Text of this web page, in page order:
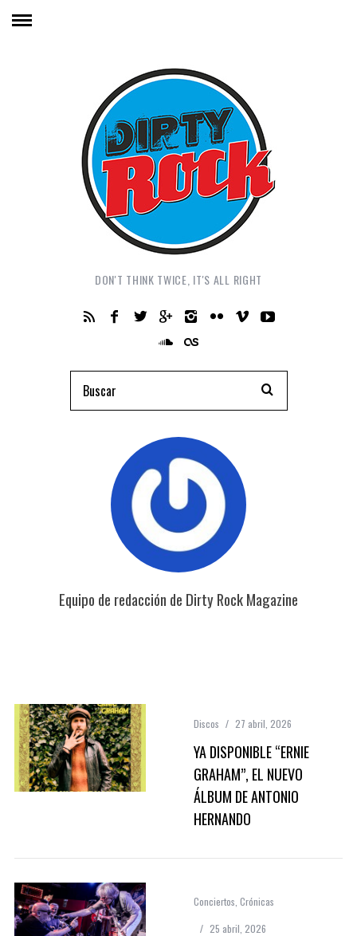
DON'T THINK TWICE, IT'S ALL RIGHT
Equipo de redacción de Dirty Rock Magazine
Discos 27 abril, 2026
YA DISPONIBLE “ERNIE
GRAHAM”, EL NUEVO
ÁLBUM DE ANTONIO
HERNANDO
Conciertos Crónicas
25 abril, 2026